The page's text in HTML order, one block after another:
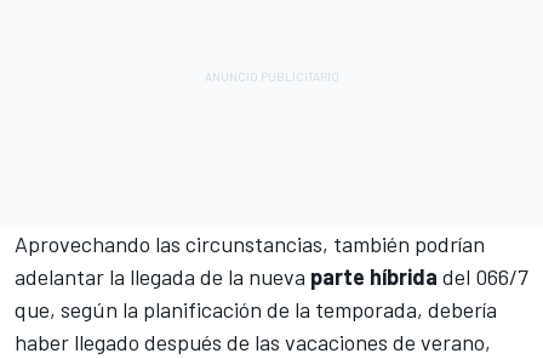
Aprovechando las circunstancias, también podrían
adelantar la llegada de la nueva parte híbrida del 066/7
que, según la planificación de la temporada, debería
haber llegado después de las vacaciones de verano,